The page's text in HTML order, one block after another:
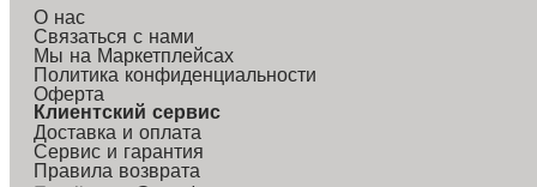
О нас
Связаться с нами
Мы на Маркетплейсах
Политика конфиденциальности
Оферта
Клиентский сервис
Доставка и оплата
Сервис и гарантия
Правила возврата